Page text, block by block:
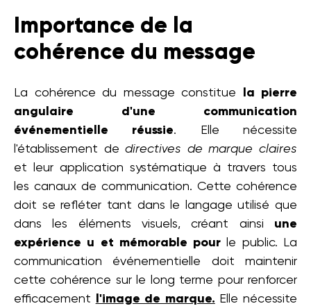
Importance de la
cohérence du message
La cohérence du message constitue la pierre
angulaire d'une communication
événementielle réussie. Elle nécessite
l'établissement dedirectives de marque claires
et leur application systématique à travers tous
les canaux de communication. Cette cohérence
doit se refléter tant dans le langage utilisé que
dans les éléments visuels, créant ainsi une
expérience u et mémorable pour le public. La
communication événementielle doit maintenir
cette cohérence sur le long terme pour renforcer
efficacement
l'image de marque. Elle nécessite